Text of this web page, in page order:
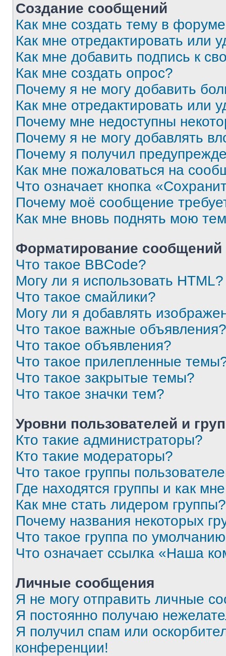
Создание сообщений
Как мне создать тему в
Как мне отредактировать или
Как мне добавить подпись к
Как мне создать опрос?
Почему я не могу добавить
Как мне отредактировать или
Почему мне недоступны
Почему я не могу добавлять
Почему я получил
Как мне пожаловаться на
Что означает кнопка
Почему моё сообщение
Как мне вновь поднять мою
Форматирование
Что такое BBCode?
Могу ли я использовать HTML?
Что такое смайлики?
Могу ли я добавлять
Что такое важные объявления?
Что такое объявления?
Что такое прилепленные
Что такое закрытые темы?
Что такое значки тем?
Уровни пользователей и
Кто такие администраторы?
Кто такие модераторы?
Что такое группы
Где находятся группы и как
Как мне стать лидером группы?
Почему названия некоторых
Что такое группа по
Что означает ссылка «Наша
Личные сообщения
Я не могу отправить личные
Я постоянно получаю
Я получил спам или
конференции!